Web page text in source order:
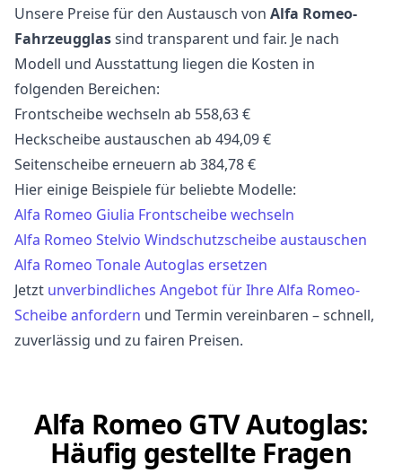
Unsere Preise für den Austausch von Alfa Romeo-
Fahrzeugglassind transparent und fair. Je nach
Modell und Ausstattung liegen die Kosten in
folgenden Bereichen:
Frontscheibe wechseln ab 558,63 €
Heckscheibe austauschen ab 494,09 €
Seitenscheibe erneuern ab 384,78 €
Hier einige Beispiele für beliebte Modelle:
Alfa Romeo Giulia Frontscheibe wechseln
Alfa Romeo Stelvio Windschutzscheibe austauschen
Alfa Romeo Tonale Autoglas ersetzen
Jetzt unverbindliches Angebot für Ihre Alfa Romeo-
Scheibe anfordern und Termin vereinbaren – schnell,
zuverlässig und zu fairen Preisen.
Alfa Romeo GTV Autoglas:
Häufig gestellte Fragen